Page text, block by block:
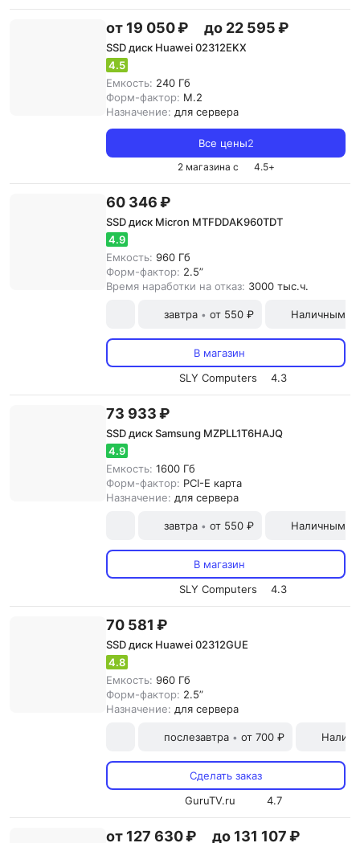
от 19 050 ₽ до 22 595 ₽
SSD диск Huawei 02312EKX
4.5
Емкость: 240 Гб
Форм-фактор: M.2
Назначение: для сервера
Все цены2
2 магазина с 4.5+
60 346 ₽
SSD диск Micron MTFDDAK960TDT
4.9
Емкость: 960 Гб
Форм-фактор: 2.5”
Время наработки на отказ: 3000 тыс.ч.
завтра • от 550 ₽ Наличными
В магазин
SLY Computers
4.3
73 933 ₽
SSD диск Samsung MZPLL1T6HAJQ
4.9
Емкость: 1600 Гб
Форм-фактор: PCI-E карта
Назначение: для сервера
завтра • от 550 ₽ Наличными
В магазин
SLY Computers
4.3
70 581 ₽
SSD диск Huawei 02312GUE
4.8
Емкость: 960 Гб
Форм-фактор: 2.5”
Назначение: для сервера
послезавтра • от 700 ₽
Сделать заказ
GuruTV.ru
4.7
от 127 630 ₽ до 131 107 ₽